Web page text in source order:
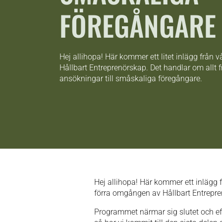
FÖREGÅNGARE
Hej allihopa! Här kommer ett litet inlägg från
Hållbart Entreprenörskap. Det handlar om allt
ansökningar till småskaliga föregångare.
Hej allihopa! Här kommer ett inlägg
förra omgången av Hållbart
Programmet närmar sig slutet och